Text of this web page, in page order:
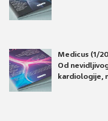
Medicus (1/
Od
kardiologije,